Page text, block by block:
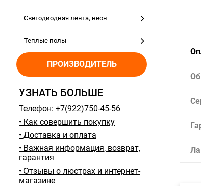
Светодиодная лента, неон
Теплые полы
ПРОИЗВОДИТЕЛЬ
УЗНАТЬ БОЛЬШЕ
Телефон: +7(922)750-45-56
• Как совершить покупку
• Доставка и оплата
• Важная информация, возврат,
гарантия
• Отзывы о люстрах и интернет-
магазине